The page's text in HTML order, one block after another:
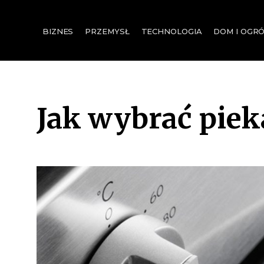
BIZNES PRZEMYSŁ TECHNOLOGIA DOM I
Jak wybrać